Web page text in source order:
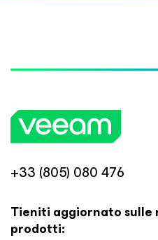
+33 (805) 080 476
Tieniti aggiornato sulle
prodotti: